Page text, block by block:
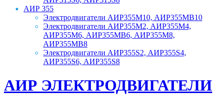
АИР 355
Электродвигатели АИР355M10, АИР355MB10
Электродвигатели АИР355M2, АИР355M4,
АИР355M6, АИР355MB6, АИР355M8,
АИР355MB8
Электродвигатели АИР355S2, АИР355S4,
АИР355S6, АИР355S8
АИР ЭЛЕКТРОДВИГАТЕЛИ